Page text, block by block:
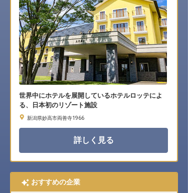
世界中にホテルを展開しているホテルロッテによ
る、日本初のリゾート施設
新潟県妙高市両善寺1966
詳しく見る
おすすめの企業